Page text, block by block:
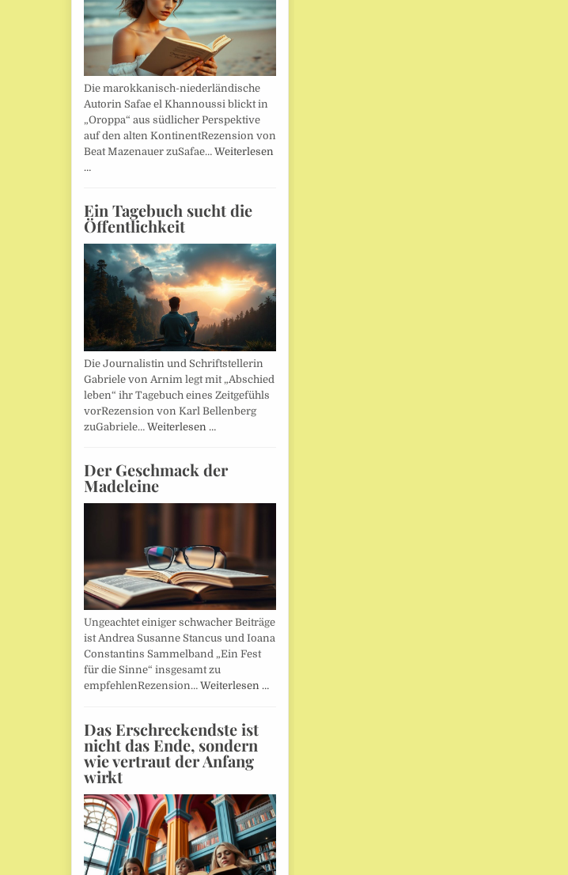
Die marokkanisch-niederländische
Autorin Safae el Khannoussi blickt in
„Oroppa“ aus südlicher Perspektive
auf den alten KontinentRezension von
Beat Mazenauer zuSafae… Weiterlesen
…
Ein Tagebuch sucht die
Öffentlichkeit
Die Journalistin und Schriftstellerin
Gabriele von Arnim legt mit „Abschied
leben“ ihr Tagebuch eines Zeitgefühls
vorRezension von Karl Bellenberg
zuGabriele… Weiterlesen …
Der Geschmack der
Madeleine
Ungeachtet einiger schwacher Beiträge
ist Andrea Susanne Stancus und Ioana
Constantins Sammelband „Ein Fest
für die Sinne“ insgesamt zu
empfehlenRezension… Weiterlesen …
Das Erschreckendste ist
nicht das Ende, sondern
wie vertraut der Anfang
wirkt